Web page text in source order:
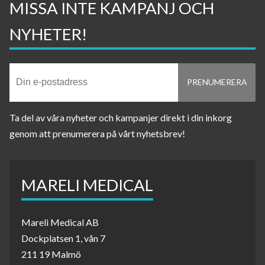
MISSA INTE KAMPANJ OCH
NYHETER!
Ta del av våra nyheter och kampanjer direkt i din inkorg
genom att prenumerera på vårt nyhetsbrev!
MARELI MEDICAL
Mareli Medical AB
Dockplatsen 1, vån 7
211 19 Malmö